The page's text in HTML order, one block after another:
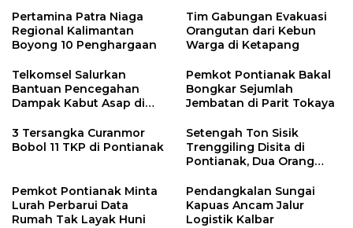
Pertamina Patra Niaga
Regional Kalimantan
Boyong 10 Penghargaan
Tim Gabungan Evakuasi
Orangutan dari Kebun
Warga di Ketapang
Telkomsel Salurkan
Bantuan Pencegahan
Dampak Kabut Asap di
Pemkot Pontianak Bakal
Bongkar Sejumlah
Jembatan di Parit Tokaya
3 Tersangka Curanmor
Bobol 11 TKP di Pontianak
Setengah Ton Sisik
Trenggiling Disita di
Pontianak, Dua Orang
Pemkot Pontianak Minta
Lurah Perbarui Data
Rumah Tak Layak Huni
Pendangkalan Sungai
Kapuas Ancam Jalur
Logistik Kalbar